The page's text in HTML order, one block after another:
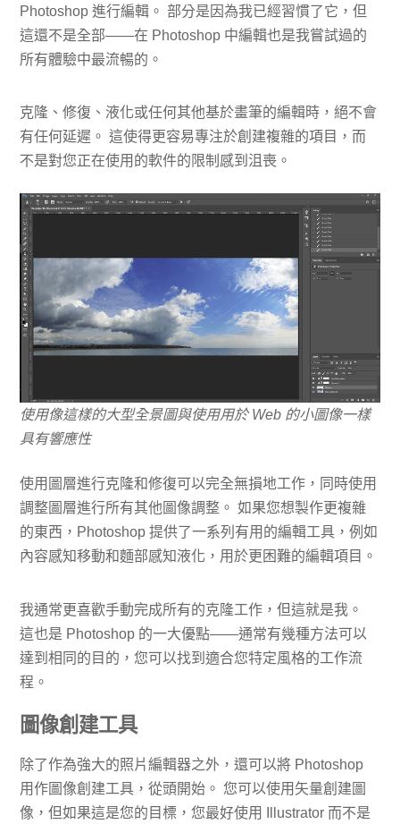
Photoshop 進行編輯。 部分是因為我已經習慣了它，但
這還不是全部——在 Photoshop 中編輯也是我嘗試過的
所有體驗中最流暢的。
克隆、修復、液化或任何其他基於畫筆的編輯時，絕不會
有任何延遲。 這使得更容易專注於創建複雜的項目，而
不是對您正在使用的軟件的限制感到沮喪。
使用像這樣的大型全景圖與使用用於 Web 的小圖像一樣
具有響應性
使用圖層進行克隆和修復可以完全無損地工作，同時使用
調整圖層進行所有其他圖像調整。 如果您想製作更複雜
的東西，Photoshop 提供了一系列有用的編輯工具，例如
內容感知移動和麵部感知液化，用於更困難的編輯項目。
我通常更喜歡手動完成所有的克隆工作，但這就是我。
這也是 Photoshop 的一大優點——通常有幾種方法可以
達到相同的目的，您可以找到適合您特定風格的工作流
程。
圖像創建工具
除了作為強大的照片編輯器之外，還可以將 Photoshop
用作圖像創建工具，從頭開始。 您可以使用矢量創建圖
像，但如果這是您的目標，您最好使用 Illustrator 而不是